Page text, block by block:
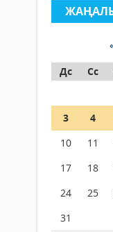
Дс
Сс
3
4
10
11
17
18
24
25
31